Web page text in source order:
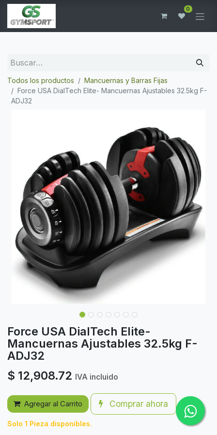
0
Todos los productos
Mancuernas y Barras Fijas
Force USA DialTech Elite- Mancuernas Ajustables 32.5kg F-
ADJ32
Force USA DialTech Elite-
Mancuernas Ajustables 32.5kg F-
ADJ32
$ 12,908.72 IVA incluido
Agregar al Carrito Comprar ahora
Solo 1 Pieza disponibles.